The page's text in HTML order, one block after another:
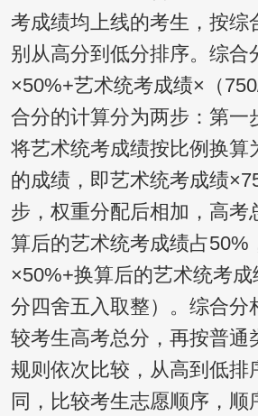
考成绩均上线的考生，按综
别从高分到低分排序。综合
×50%+艺术统考成绩×（
合分的计算分为两步：第一
将艺术统考成绩按比例换算
的成绩，即艺术统考成绩
步，权重分配后相加，高考
算后的艺术统考成绩占50%
×50%+换算后的艺术统考
分四舍五入取整）。综合分
较考生高考总分，再按普通
规则依次比较，从高到低排
同，比较考生志愿顺序，顺